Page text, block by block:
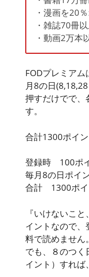
・漫画を20
・雑誌70冊
・動画2万本
FODプレミア
月8の日
押すだけでで、
す。
合計1300ポイン
登録時 100ポ
毎月8の日ポイ
合計 1300ポイ
『いけないこ
イントなので
料で読めません。
でも、
８のつ
イント）すれば